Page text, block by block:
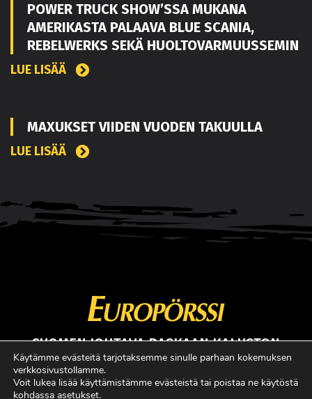
POWER TRUCK SHOW’SSA MUKANA
AMERIKASTA PALAAVA BLUE SCANIA,
REBELWERKS SEKÄ HUOLTOVARMUUSSEMIN
LUE LISÄÄ
MAXUKSET VIIDEN VUODEN TAKUULLA
LUE LISÄÄ
SUOMEN JOHTAVA RASKAAN KALUSTON
ERIKOISLEHTI
Copyright © Faktavisa Oy / Europörssi 2017. All Rights Reserved.
Käytämme evästeitä tarjotaksemme sinulle parhaan kokemuksen
verkkosivustollamme.
Voit lukea lisää käyttämistämme evästeistä tai poistaa ne käytöstä
kohdassa asetukset.